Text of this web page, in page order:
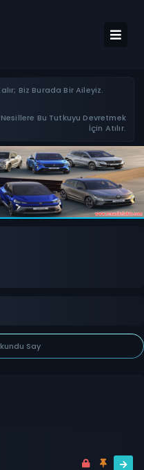
Biz Burada Bir Aileyiz.
Bu Tutkuyu Devretmek
İçin Atılır.
Say